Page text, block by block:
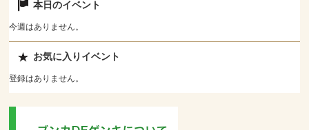
本日のイベント
今週はありません。
お気に入りイベント
登録はありません。